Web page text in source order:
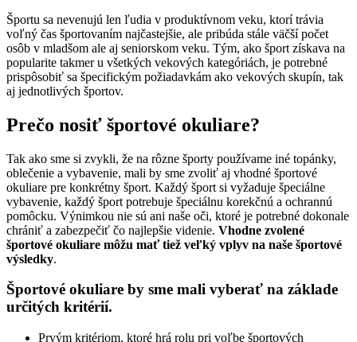
Športu sa nevenujú len ľudia v produktívnom veku, ktorí trávia
voľný čas športovaním najčastejšie, ale pribúda stále väčší počet
osôb v mladšom ale aj seniorskom veku. Tým, ako šport získava na
popularite takmer u všetkých vekových kategóriách, je potrebné
prispôsobiť sa špecifickým požiadavkám ako vekových skupín, tak
aj jednotlivých športov.
Prečo nosiť športové okuliare?
Tak ako sme si zvykli, že na rôzne športy používame iné topánky,
oblečenie a vybavenie, mali by sme zvoliť aj vhodné športové
okuliare pre konkrétny šport. Každý šport si vyžaduje špeciálne
vybavenie, každý šport potrebuje špeciálnu korekčnú a ochrannú
pomôcku. Výnimkou nie sú ani naše oči, ktoré je potrebné dokonale
chrániť a zabezpečiť čo najlepšie videnie. Vhodne zvolené
športové okuliare môžu mať tiež veľký vplyv na naše športové
výsledky.
Športové okuliare by sme mali vyberať na základe
určitých kritérií.
Prvým kritériom, ktoré hrá rolu pri voľbe športových